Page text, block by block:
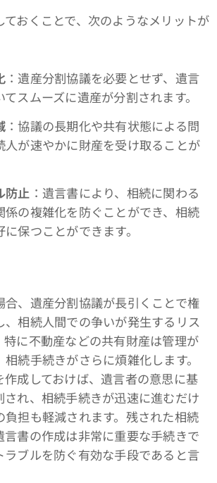
おくことで、次のようなメリットが
：遺産分割協議を必要とせず、遺言
スムーズに遺産が分割されます。
：協議の長期化や共有状態による問
人が速やかに財産を受け取ることが
防止 ：遺言書により、相続に関わる
係の複雑化を防ぐことができ、相続
保つことができます。
、遺産分割協議が長引くことで権
相続人間での争いが発生するリス
特に不動産などの共有財産は管理が
続手続きがさらに煩雑化します。
成しておけば、遺言者の意思に基
され、相続手続きが迅速に進むだけ
負担も軽減されます。残された相続
言書の作成は非常に重要な手続きで
ラブルを防ぐ有効な手段であると言